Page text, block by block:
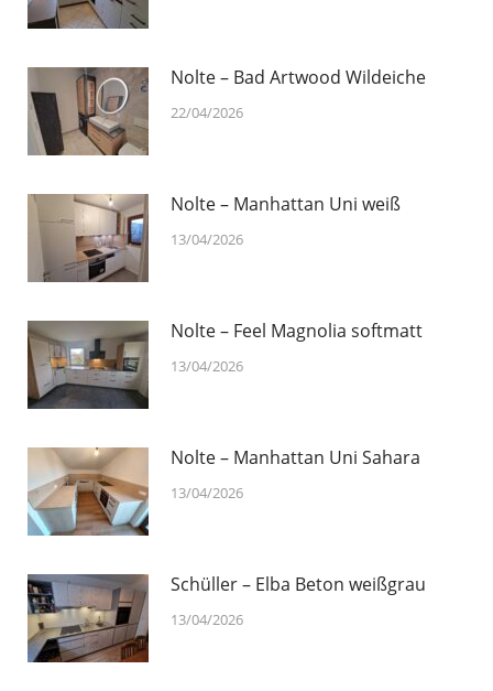
Nolte – Bad Artwood Wildeiche
22/04/2026
Nolte – Manhattan Uni weiß
13/04/2026
Nolte – Feel Magnolia softmatt
13/04/2026
Nolte – Manhattan Uni Sahara
13/04/2026
Schüller – Elba Beton weißgrau
13/04/2026